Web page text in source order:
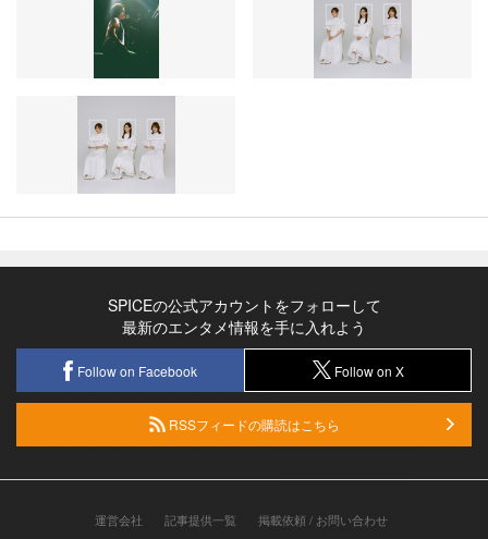
SPICEの公式アカウントをフォローして
最新のエンタメ情報を手に入れよう
Follow on Facebook Follow on X
RSSフィードの購読はこちら
運営会社 記事提供一覧 掲載依頼 / お問い合わせ